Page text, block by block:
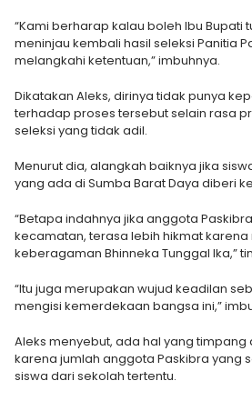
“Kami berharap kalau boleh Ibu Bupati
meninjau kembali hasil seleksi Panitia
melangkahi ketentuan,” imbuhnya.
Dikatakan Aleks, dirinya tidak punya
terhadap proses tersebut selain rasa
seleksi yang tidak adil.
Menurut dia, alangkah baiknya jika
yang ada di Sumba Barat Daya diberi
“Betapa indahnya jika anggota
kecamatan, terasa lebih hikmat
keberagaman Bhinneka Tunggal Ika,”
“Itu juga merupakan wujud keadilan
mengisi kemerdekaan bangsa ini,”
Aleks menyebut, ada hal yang
karena jumlah anggota Paskibra yang
siswa dari sekolah tertentu.